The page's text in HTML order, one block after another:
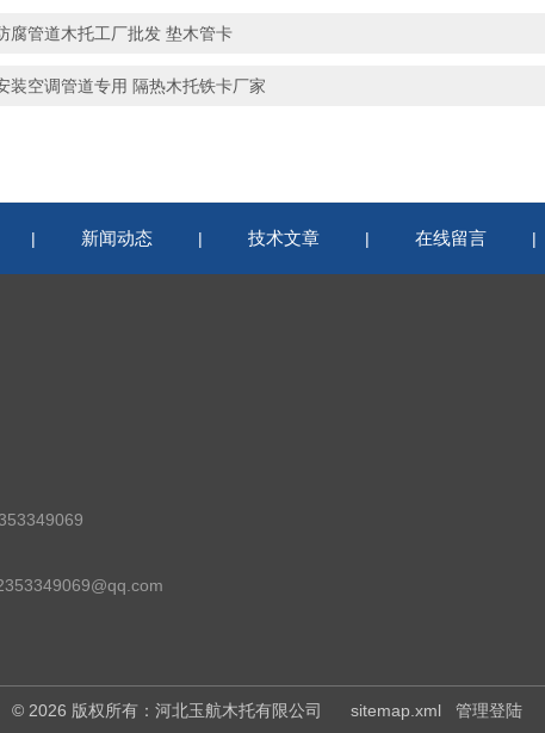
腐管道木托工厂批发 垫木管卡
装空调管道专用 隔热木托铁卡厂家
| 新闻动态 | 技术文章 | 在线留言 |
© 2026 版权所有：河北玉航木托有限公司 sitemap.xml 管理登陆